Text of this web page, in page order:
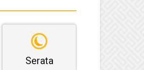
Serata